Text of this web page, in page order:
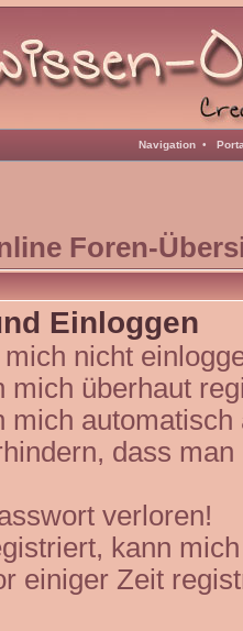
Navigation •
Foren-
Einloggen
nicht
mich überhaut
mich automatisch
dass
verloren!
kann
einiger Zeit